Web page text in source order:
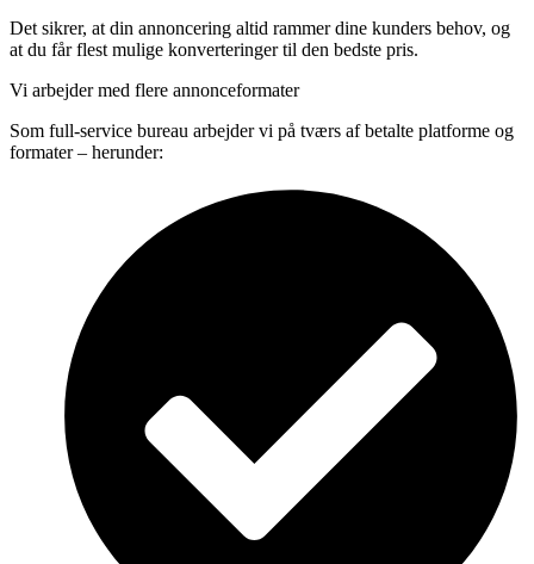
Det sikrer, at din annoncering altid rammer dine kunders behov, og
at du får flest mulige konverteringer til den bedste pris.
Vi arbejder med flere annonceformater
Som full-service bureau arbejder vi på tværs af betalte platforme og
formater – herunder: